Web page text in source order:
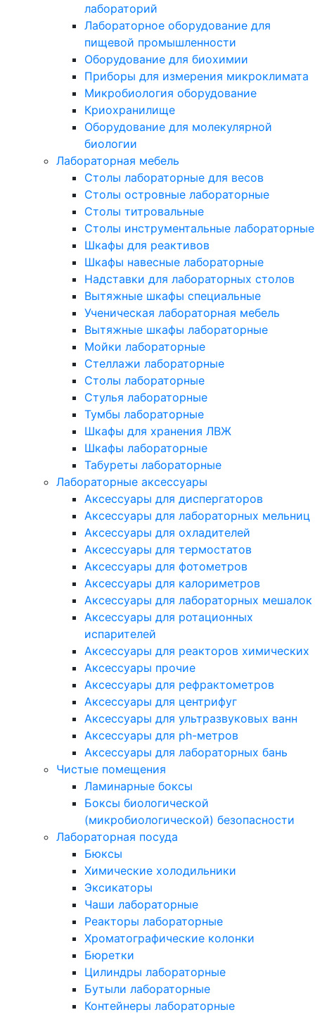
лабораторий
Лабораторное оборудование для
пищевой промышленности
Оборудование для биохимии
Приборы для измерения микроклимата
Микробиология оборудование
Криохранилище
Оборудование для молекулярной
биологии
Лабораторная мебель
Столы лабораторные для весов
Столы островные лабораторные
Столы титровальные
Столы инструментальные лабораторные
Шкафы для реактивов
Шкафы навесные лабораторные
Надставки для лабораторных столов
Вытяжные шкафы специальные
Ученическая лабораторная мебель
Вытяжные шкафы лабораторные
Мойки лабораторные
Стеллажи лабораторные
Столы лабораторные
Стулья лабораторные
Тумбы лабораторные
Шкафы для хранения ЛВЖ
Шкафы лабораторные
Табуреты лабораторные
Лабораторные аксессуары
Аксессуары для диспергаторов
Аксессуары для лабораторных мельниц
Аксессуары для охладителей
Аксессуары для термостатов
Аксессуары для фотометров
Аксессуары для калориметров
Аксессуары для лабораторных мешалок
Аксессуары для ротационных
испарителей
Аксессуары для реакторов химических
Аксессуары прочие
Аксессуары для рефрактометров
Аксессуары для центрифуг
Аксессуары для ультразвуковых ванн
Аксессуары для ph-метров
Аксессуары для лабораторных бань
Чистые помещения
Ламинарные боксы
Боксы биологической
(микробиологической) безопасности
Лабораторная посуда
Бюксы
Химические холодильники
Эксикаторы
Чаши лабораторные
Реакторы лабораторные
Хроматографические колонки
Бюретки
Цилиндры лабораторные
Бутыли лабораторные
Контейнеры лабораторные